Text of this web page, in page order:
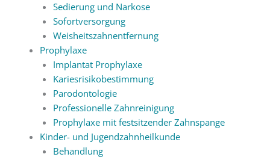
Sedierung und Narkose
Sofortversorgung
Weisheitszahnentfernung
Prophylaxe
Implantat Prophylaxe
Kariesrisikobestimmung
Parodontologie
Professionelle Zahnreinigung
Prophylaxe mit festsitzender Zahnspange
Kinder- und Jugendzahnheilkunde
Behandlung